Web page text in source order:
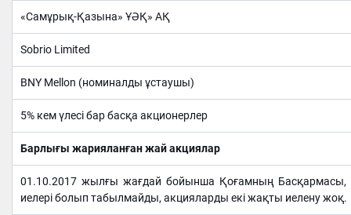
«Самұрық-Қазына» ҰӘҚ» АҚ
Sobrio Limited
BNY Mellon (номиналды ұстаушы)
5% кем үлесі бар басқа акционерлер
Барлығы жарияланған жай акциялар
01.10.2017 жылғы жағдай бойынша Қоғамның Басқармасы,
иелері болып табылмайды, акцияларды екі жақты иелену жоқ.